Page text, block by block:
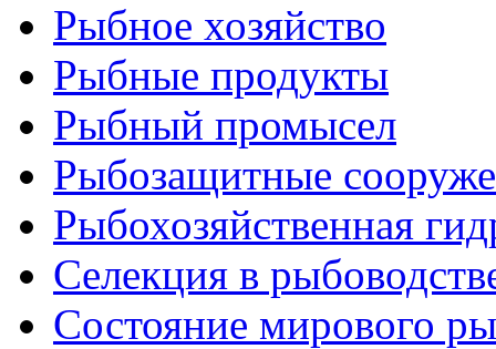
Рыбное хозяйство
Рыбные продукты
Рыбный промысел
Рыбозащитные
Рыбохозяйственная
Селекция в
Состояние мирового